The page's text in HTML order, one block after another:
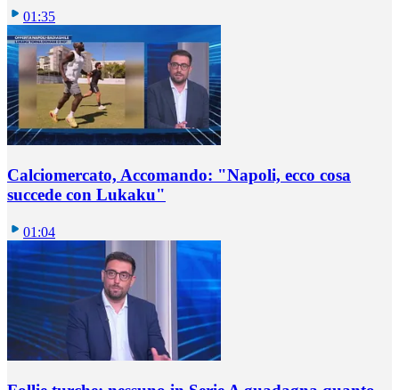
01:35
Calciomercato, Accomando: "Napoli, ecco cosa
succede con Lukaku"
01:04